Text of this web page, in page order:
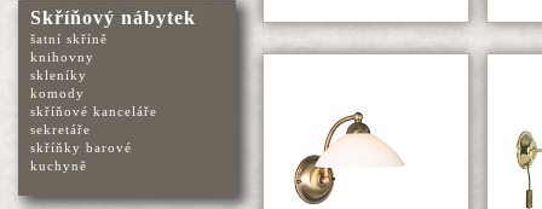
Skříňový nábytek
šatní skříně
knihovny
skleníky
komody
skříňové kanceláře
sekretáře
skříňky barové
kuchyně